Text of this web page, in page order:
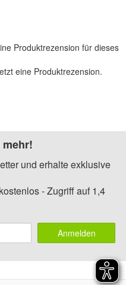
Produktrezension für dieses
eine Produktrezension.
und erhalte exklusive
- Zugriff auf 1,4
Anmelden